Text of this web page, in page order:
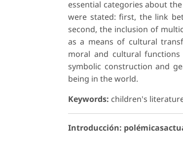
essential categories about
were stated: first, the link
second, the inclusion of
as a means of cultural
moral and cultural
symbolic construction and
being in the world.
Keywords: children's
Introducción: